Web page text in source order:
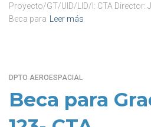
Proyecto/GT/UID/LID/I: CTA Director:
Beca para
Leer más
DPTO AEROESPACIAL
Beca para